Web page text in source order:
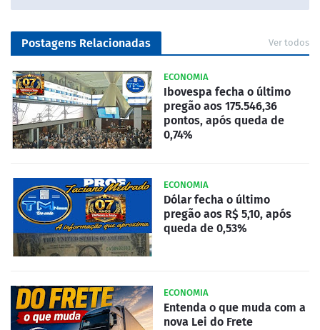
Postagens Relacionadas Ver todos
ECONOMIA
Ibovespa fecha o último
pregão aos 175.546,36
pontos, após queda de
0,74%
ECONOMIA
Dólar fecha o último
pregão aos R$ 5,10, após
queda de 0,53%
ECONOMIA
Entenda o que muda com a
nova Lei do Frete